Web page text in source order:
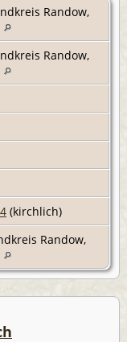
Randow,
Randow,
(kirchlich)
Randow,